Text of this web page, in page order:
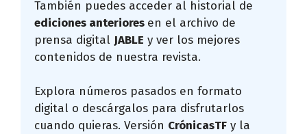
También puedes acceder al historial de
ediciones anteriores en el archivo de
prensa digital JABLE y ver los mejores
contenidos de nuestra revista.
Explora números pasados en formato
digital o descárgalos para disfrutarlos
cuando quieras. Versión CrónicasTF y la